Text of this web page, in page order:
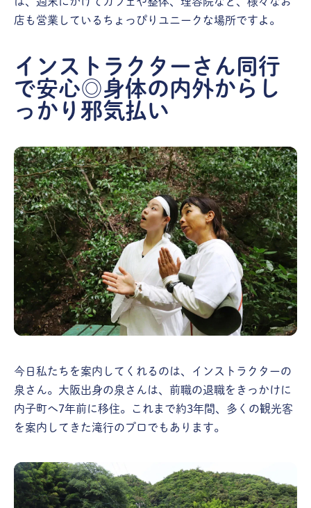
店も営業しているちょっぴりユニークな場所ですよ。
インストラクターさん同行
で安心◎身体の内外からし
っかり邪気払い
今日私たちを案内してくれるのは、インストラクターの
泉さん。大阪出身の泉さんは、前職の退職をきっかけに
内子町へ7年前に移住。これまで約3年間、多くの観光客
を案内してきた滝行のプロでもあります。